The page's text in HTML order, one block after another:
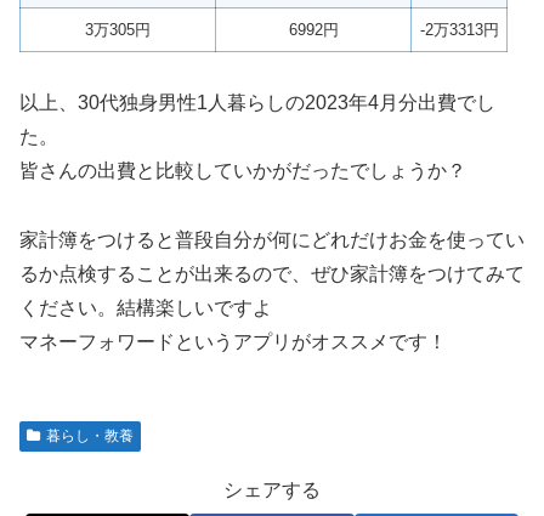
3万305円 6992円 -2万3313円
以上、30代独身男性1人暮らしの2023年4月分出費でし
た。
皆さんの出費と比較していかがだったでしょうか？
家計簿をつけると普段自分が何にどれだけお金を使ってい
るか点検することが出来るので、ぜひ家計簿をつけてみて
ください。結構楽しいですよ
マネーフォワードというアプリがオススメです！
暮らし・教養
シェアする